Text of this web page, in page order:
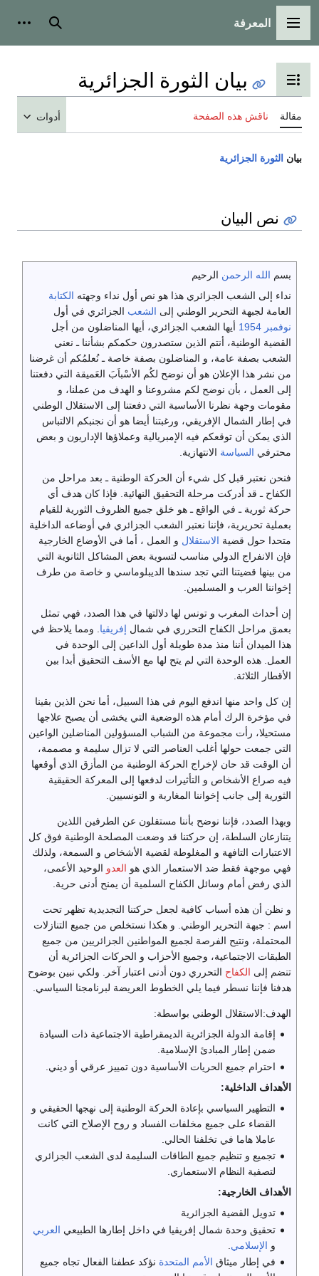
القائمة الرئيسية
المعرفة بحث
تبديل عرض جدول المحتويات
بيان الثورة الجزائرية
مقالة ناقش هذه الصفحة أدوات
بيان الثورة الجزائرية
نص البيان
بسم الله الرحمن الرحيم
نداء إلى الشعب الجزائري هذا هو نص أول نداء وجهته الكتابة
العامة لجبهة التحرير الوطني إلى الشعب الجزائري في أول
نوفمبر 1954 أيها الشعب الجزائري، أيها المناضلون من أجل
القضية الوطنية، أنتم الذين ستصدرون حكمكم بشأننا ـ نعني
الشعب بصفة عامة، و المناضلون بصفة خاصة ـ نُعلمُكم أن غرضنا
من نشر هذا الإعلان هو أن نوضح لكُم الأسْباَبَ العَميقة التي دفعتنا
إلى العمل ، بأن نوضح لكم مشروعنا و الهدف من عملنا، و
مقومات وجهة نظرنا الأساسية التي دفعتنا إلى الاستقلال الوطني
في إطار الشمال الإفريقي، ورغبتنا أيضا هو أن نجنبكم الالتباس
الذي يمكن أن توقعكم فيه الإمبريالية وعملاؤها الإداريون و بعض
محترفي السياسة الانتهازية.
فنحن نعتبر قبل كل شيء أن الحركة الوطنية ـ بعد مراحل من
الكفاح ـ قد أدركت مرحلة التحقيق النهائية. فإذا كان هدف أي
حركة ثورية ـ في الواقع ـ هو خلق جميع الظروف الثورية للقيام
بعملية تحريرية، فإننا نعتبر الشعب الجزائري في أوضاعه الداخلية
متحدا حول قضية الاستقلال و العمل ، أما في الأوضاع الخارجية
فإن الانفراج الدولي مناسب لتسوية بعض المشاكل الثانوية التي
من بينها قضيتنا التي تجد سندها الديبلوماسي و خاصة من طرف
إخواننا العرب و المسلمين.
إن أحداث المغرب و تونس لها دلالتها في هذا الصدد، فهي تمثل
بعمق مراحل الكفاح التحرري في شمال إفريقيا. ومما يلاحظ في
هذا الميدان أننا منذ مدة طويلة أول الداعين إلى الوحدة في
العمل. هذه الوحدة التي لم يتح لها مع الأسف التحقيق أبدا بين
الأقطار الثلاثة.
إن كل واحد منها اندفع اليوم في هذا السبيل، أما نحن الذين بقينا
في مؤخرة الرك أمام هذه الوضعية التي يخشى أن يصبح علاجها
مستحيلا، رأت مجموعة من الشباب المسؤولين المناضلين الواعين
التي جمعت حولها أغلب العناصر التي لا تزال سليمة و مصممة،
أن الوقت قد حان لإخراج الحركة الوطنية من المأزق الذي أوقعها
فيه صراع الأشخاص و التأثيرات لدفعها إلى المعركة الحقيقية
الثورية إلى جانب إخواننا المغاربة و التونسيين.
وبهذا الصدد، فإننا نوضح بأننا مستقلون عن الطرفين اللذين
يتنازعان السلطة، إن حركتنا قد وضعت المصلحة الوطنية فوق كل
الاعتبارات التافهة و المغلوطة لقضية الأشخاص و السمعة، ولذلك
فهي موجهة فقط ضد الاستعمار الذي هو العدو الوحيد الأعمى،
الذي رفض أمام وسائل الكفاح السلمية أن يمنح أدنى حرية.
و نظن أن هذه أسباب كافية لجعل حركتنا التجديدية تظهر تحت
اسم : جبهة التحرير الوطني. و هكذا نستخلص من جميع التنازلات
المحتملة، ونتيح الفرصة لجميع المواطنين الجزائريين من جميع
الطبقات الاجتماعية، وجميع الأحزاب و الحركات الجزائرية أن
تنضم إلى الكفاح التحرري دون أدنى اعتبار آخر. ولكي نبين بوضوح
هدفنا فإننا نسطر فيما يلي الخطوط العريضة لبرنامجنا السياسي.
الهدف:الاستقلال الوطني بواسطة:
إقامة الدولة الجزائرية الديمقراطية الاجتماعية ذات السيادة
ضمن إطار المبادئ الإسلامية.
احترام جميع الحريات الأساسية دون تمييز عرقي أو ديني.
الأهداف الداخلية:
التطهير السياسي بإعادة الحركة الوطنية إلى نهجها الحقيقي و
القضاء على جميع مخلفات الفساد و روح الإصلاح التي كانت
عاملا هاما في تخلفنا الحالي.
تجميع و تنظيم جميع الطاقات السليمة لدى الشعب الجزائري
لتصفية النظام الاستعماري.
الأهداف الخارجية:
تدويل القضية الجزائرية
تحقيق وحدة شمال إفريقيا في داخل إطارها الطبيعي العربي
و الإسلامي
في إطار ميثاق الأمم المتحدة نؤكد عطفنا الفعال تجاه جميع